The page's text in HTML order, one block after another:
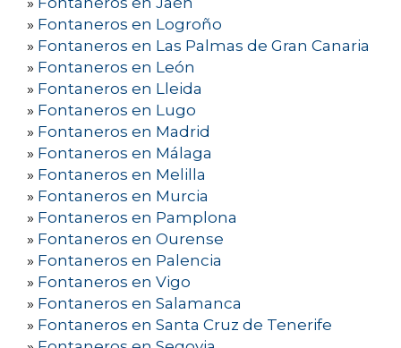
» Fontaneros en Logroño
» Fontaneros en Las Palmas de Gran Canaria
» Fontaneros en León
» Fontaneros en Lleida
» Fontaneros en Lugo
» Fontaneros en Madrid
» Fontaneros en Málaga
» Fontaneros en Melilla
» Fontaneros en Murcia
» Fontaneros en Pamplona
» Fontaneros en Ourense
» Fontaneros en Palencia
» Fontaneros en Vigo
» Fontaneros en Salamanca
» Fontaneros en Santa Cruz de Tenerife